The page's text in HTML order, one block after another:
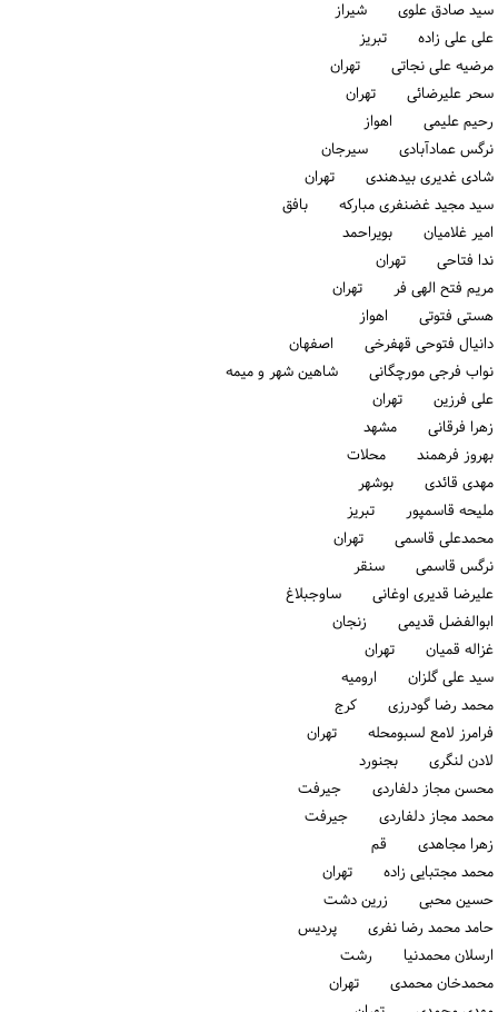
سید صادق علوی شیراز
علی علی زاده تبریز
مرضیه علی نجاتی تهران
سحر علیرضائی تهران
رحیم علیمی اهواز
نرگس عمادآبادی سیرجان
شادی غدیری بیدهندی تهران
سید مجید غضنفری مبارکه بافق
امیر غلامیان بویراحمد
ندا فتاحی تهران
مریم فتح الهی فر تهران
هستی فتوتی اهواز
دانیال فتوحی قهفرخی اصفهان
نواب فرجی مورچگانی شاهین شهر و میمه
علی فرزین تهران
زهرا فرقانی مشهد
بهروز فرهمند محلات
مهدی قائدی بوشهر
ملیحه قاسمپور تبریز
محمدعلی قاسمی تهران
نرگس قاسمی سنقر
علیرضا قدیری اوغانی ساوجبلاغ
ابوالفضل قدیمی زنجان
غزاله قمیان تهران
سید علی گلزان ارومیه
محمد رضا گودرزی كرج
فرامرز لامع لسبومحله تهران
لادن لنگری بجنورد
محسن مجاز دلفاردی جیرفت
محمد مجاز دلفاردی جیرفت
زهرا مجاهدی قم
محمد مجتبایی زاده تهران
حسین محبی زرین دشت
حامد محمد رضا نفری پردیس
ارسلان محمدنیا رشت
محمدخان محمدی تهران